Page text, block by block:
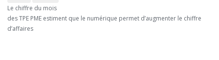
Le chiffre du mois
des TPE PME estiment que le numérique permet d’augmenter le chiffre
d’affaires